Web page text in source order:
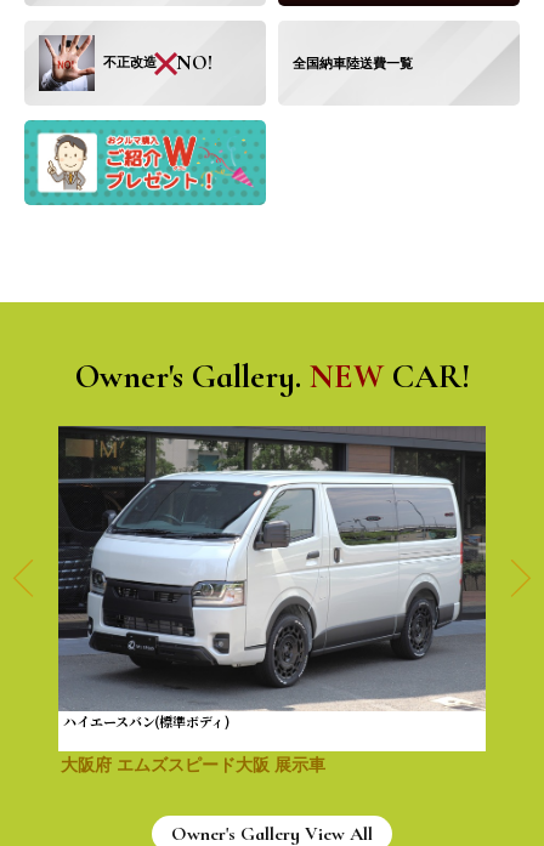
不正改造×NO! 全国納車陸送費一覧
Owner's Gallery. NEWCAR!
ハイエースバン(標準ボディ)
大阪府 エムズスピード大阪 展示車
Owner's Gallery View All